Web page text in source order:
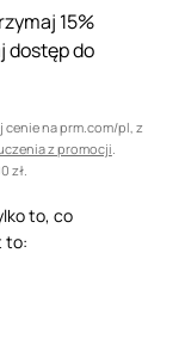
15%
dostęp do
na prm.com/pl, z
z promocji
zł.
to, co
to: